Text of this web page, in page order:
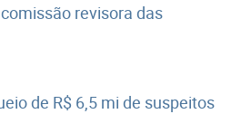
revisora das
de R$ 6,5 mi de suspeitos